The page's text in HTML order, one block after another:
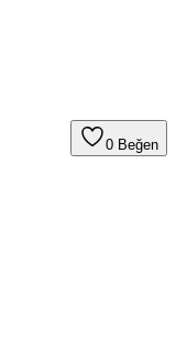
0 Beğen